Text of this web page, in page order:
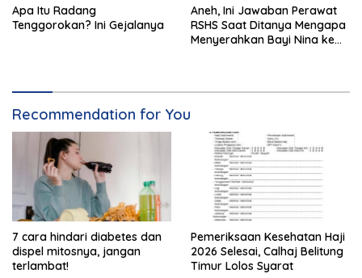
Apa Itu Radang
Tenggorokan? Ini Gejalanya
Aneh, Ini Jawaban Perawat
RSHS Saat Ditanya Mengapa
Menyerahkan Bayi Nina ke
Recommendation for You
7 cara hindari diabetes dan
dispel mitosnya, jangan
terlambat!
Pemeriksaan Kesehatan Haji
2026 Selesai, Calhaj Belitung
Timur Lolos Syarat